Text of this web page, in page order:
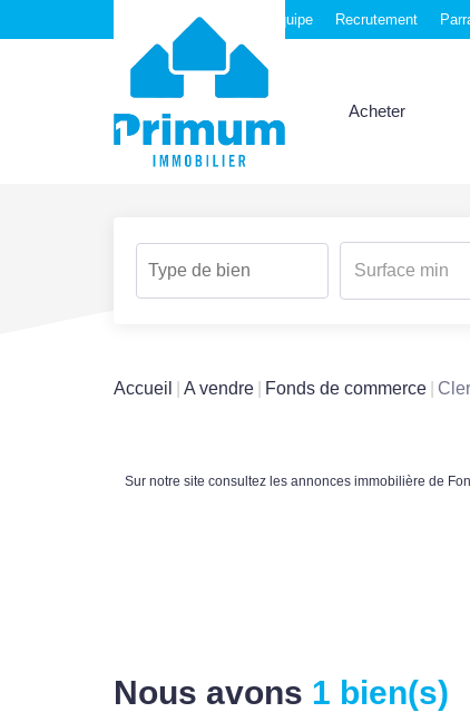
Nos agences Notre équipe Recrutement
Acheter
Accueil A vendre Fonds de commerce
Sur notre site consultez les annonces immobilière de
Nous avons 1 bien(s)